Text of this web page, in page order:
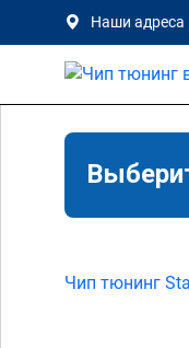
Наши адреса
Чип тюнинг